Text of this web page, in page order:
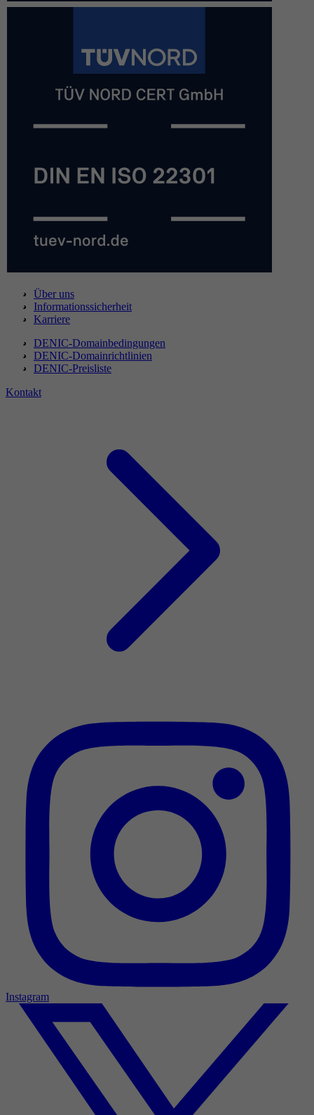
Über uns
Informationssicherheit
Karriere
DENIC-Domainbedingungen
DENIC-Domainrichtlinien
DENIC-Preisliste
Kontakt
Instagram